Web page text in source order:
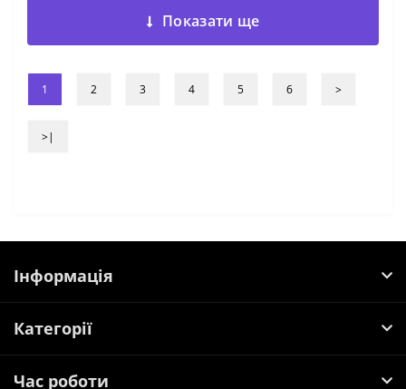
Показати ще
1 2 3 4 5 6 >
>|
Інформація
Категорії
Час роботи